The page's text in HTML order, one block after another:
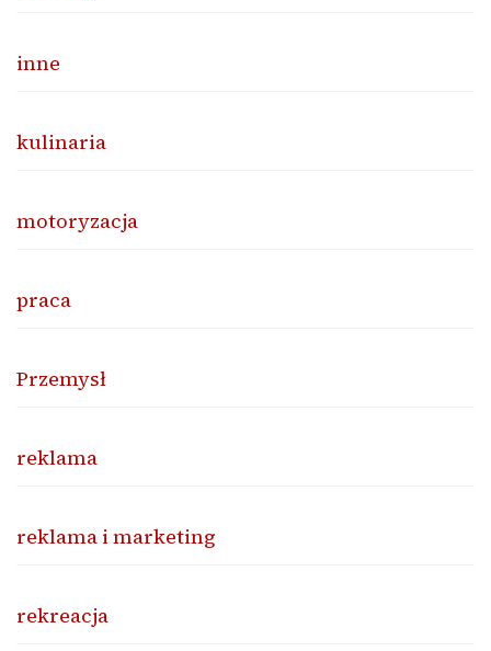
inne
kulinaria
motoryzacja
praca
Przemysł
reklama
reklama i marketing
rekreacja